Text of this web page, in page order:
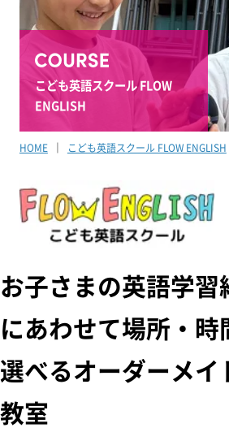
こども英語スクール FLOW
ENGLISH
HOME こども英語スクール FLOW ENGLISH
お子さまの英語学習
にあわせて場所・時
選べるオーダーメイ
教室